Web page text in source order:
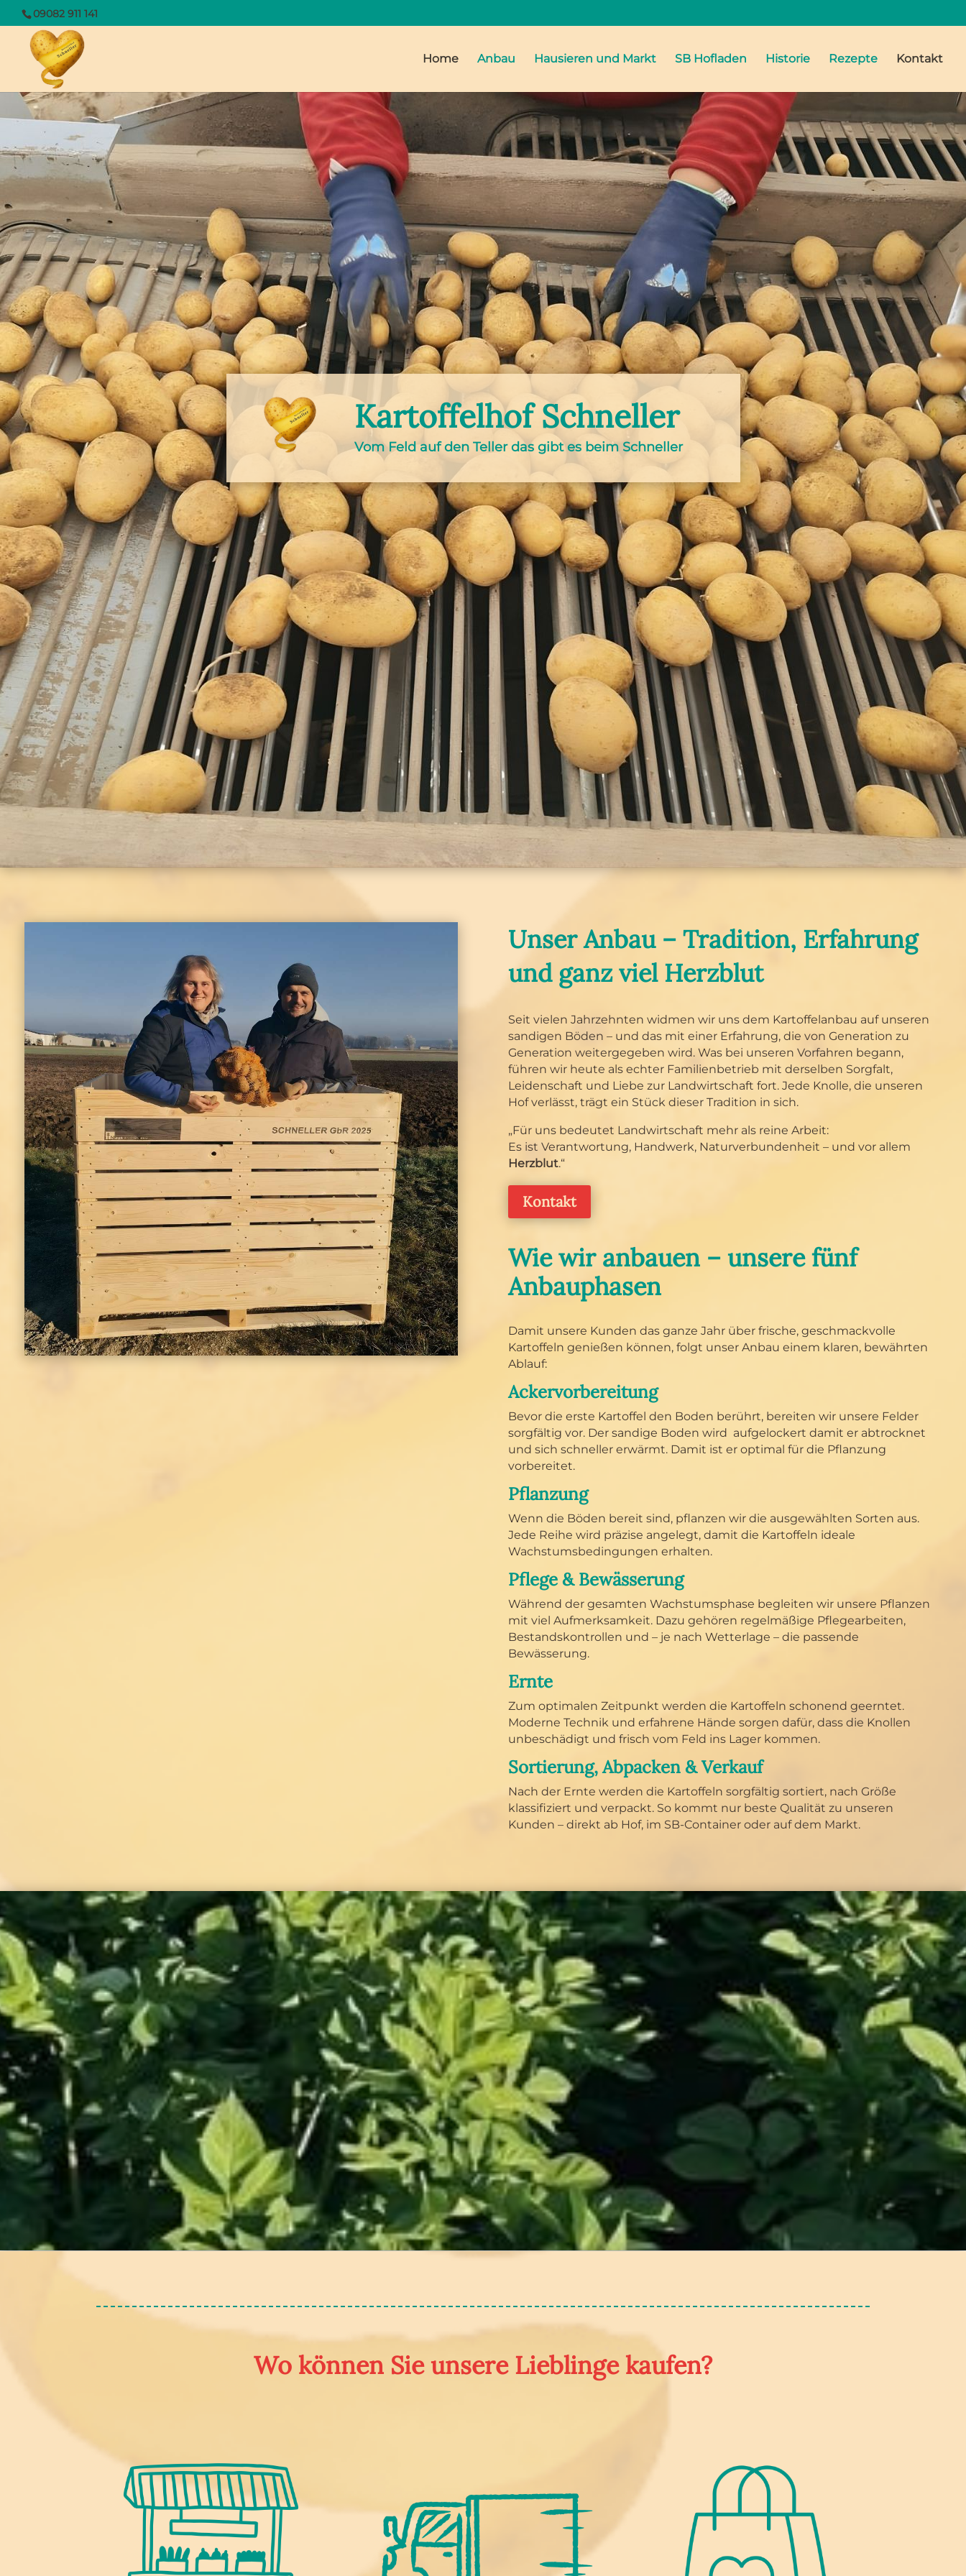
09082 911 141
Home Anbau Hausieren und Markt SB Hofladen Historie Rezepte Kontakt
Kartoffelhof Schneller
Vom Feld auf den Teller das gibt es beim Schneller
Unser Anbau – Tradition, Erfahrung
und ganz viel Herzblut
Seit vielen Jahrzehnten widmen wir uns dem Kartoffelanbau auf unseren
sandigen Böden – und das mit einer Erfahrung, die von Generation zu
Generation weitergegeben wird. Was bei unseren Vorfahren begann,
führen wir heute als echter Familienbetrieb mit derselben Sorgfalt,
Leidenschaft und Liebe zur Landwirtschaft fort. Jede Knolle, die unseren
Hof verlässt, trägt ein Stück dieser Tradition in sich.
„Für uns bedeutet Landwirtschaft mehr als reine Arbeit:
Es ist Verantwortung, Handwerk, Naturverbundenheit – und vor allem
Herzblut.“
Kontakt
Wie wir anbauen – unsere fünf
Anbauphasen
Damit unsere Kunden das ganze Jahr über frische, geschmackvolle
Kartoffeln genießen können, folgt unser Anbau einem klaren, bewährten
Ablauf:
Acker­vorbereitung
Bevor die erste Kartoffel den Boden berührt, bereiten wir unsere Felder
sorgfältig vor. Der sandige Boden wird aufgelockert damit er abtrocknet
und sich schneller erwärmt. Damit ist er optimal für die Pflanzung
vorbereitet.
Pflanzung
Wenn die Böden bereit sind, pflanzen wir die ausgewählten Sorten aus.
Jede Reihe wird präzise angelegt, damit die Kartoffeln ideale
Wachstumsbedingungen erhalten.
Pflege & Bewässerung
Während der gesamten Wachstumsphase begleiten wir unsere Pflanzen
mit viel Aufmerksamkeit. Dazu gehören regelmäßige Pflegearbeiten,
Bestandskontrollen und – je nach Wetterlage – die passende
Bewässerung.
Ernte
Zum optimalen Zeitpunkt werden die Kartoffeln schonend geerntet.
Moderne Technik und erfahrene Hände sorgen dafür, dass die Knollen
unbeschädigt und frisch vom Feld ins Lager kommen.
Sortierung, Abpacken & Verkauf
Nach der Ernte werden die Kartoffeln sorgfältig sortiert, nach Größe
klassifiziert und verpackt. So kommt nur beste Qualität zu unseren
Kunden – direkt ab Hof, im SB-Container oder auf dem Markt.
Wo können Sie unsere Lieblinge kaufen?